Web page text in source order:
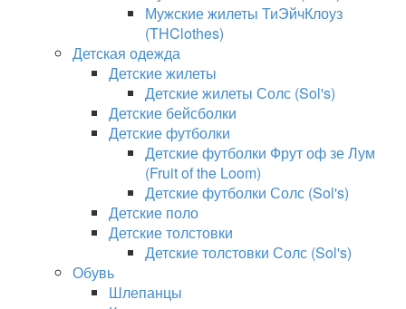
Мужские жилеты ТиЭйчКлоуз
(THClothes)
Детская одежда
Детские жилеты
Детские жилеты Солс (Sol's)
Детские бейсболки
Детские футболки
Детские футболки Фрут оф зе Лум
(Fruit of the Loom)
Детские футболки Солс (Sol's)
Детские поло
Детские толстовки
Детские толстовки Солс (Sol's)
Обувь
Шлепанцы